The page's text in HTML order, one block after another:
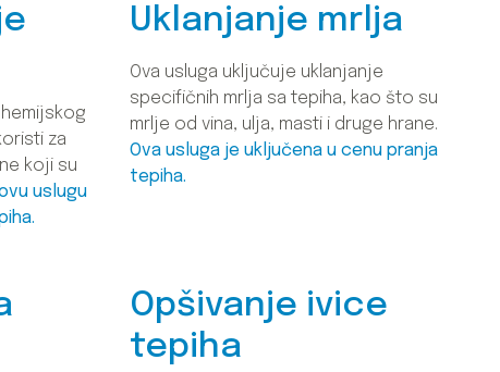
za
koji su
uslugu
Uklanjanje mrlja
Ova usluga uključuje uklanjanje
specifičnih mrlja sa tepiha, kao što su
mrlje od vina, ulja, masti i druge hrane.
Ova usluga je uključena u cenu pranja
tepiha.
Opšivanje ivice
tepiha